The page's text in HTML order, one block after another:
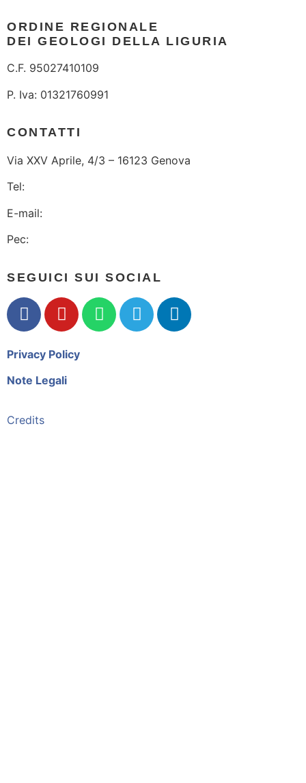
ORDINE REGIONALE
DEI GEOLOGI DELLA LIGURIA
C.F. 95027410109
P. Iva: 01321760991
CONTATTI
Via XXV Aprile, 4/3 – 16123 Genova
Tel:
E-mail:
Pec:
SEGUICI SUI SOCIAL
Privacy Policy
Note Legali
Credits